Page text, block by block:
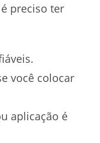
preciso ter
você colocar
aplicação é